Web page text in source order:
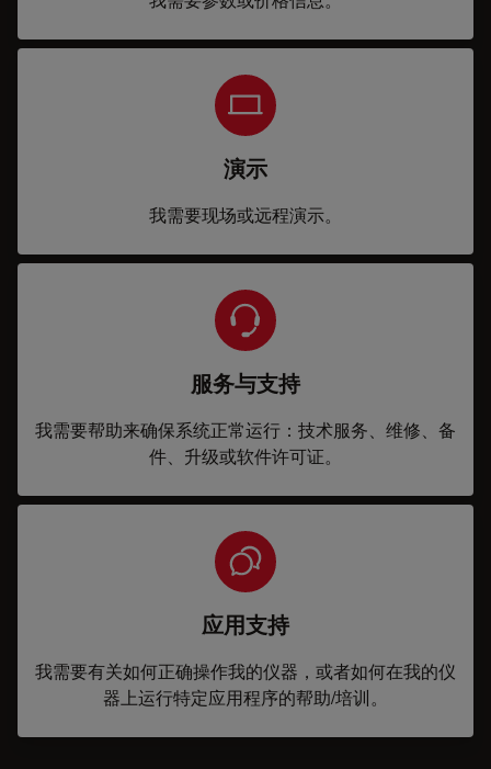
演示
我需要现场或远程演示。
服务与支持
我需要帮助来确保系统正常运行：技术服务、维修、备
件、升级或软件许可证。
应用支持
我需要有关如何正确操作我的仪器，或者如何在我的仪
器上运行特定应用程序的帮助/培训。